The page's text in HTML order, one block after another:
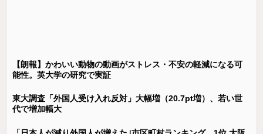
【朗報】かわいい動物の動画がストレス・不安の軽減になる可
能性。英大学の研究で実証
東大調査「外国人受け入れ反対」大幅増（20.7pt増）、若い世
代で増加幅大